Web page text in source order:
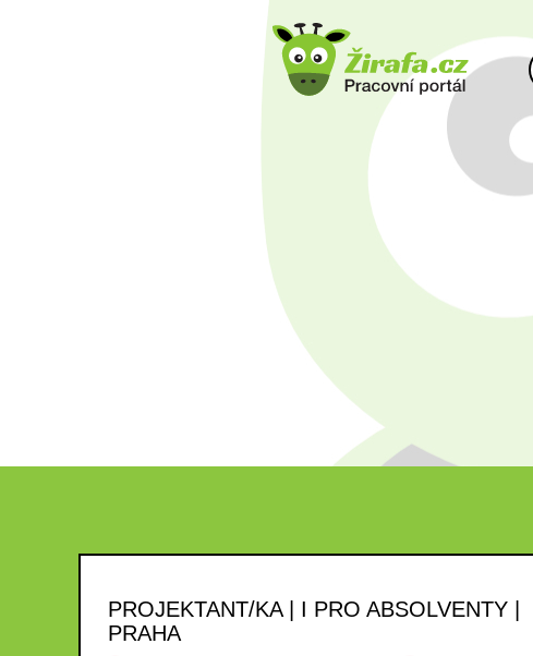
PROJEKTANT/KA | I PRO ABSOLVENTY |
PRAHA